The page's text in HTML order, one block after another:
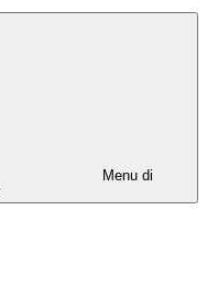
Menu di